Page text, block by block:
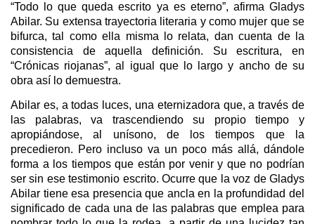
“Todo lo que queda escrito ya es eterno”, afirma Gladys
Abilar. Su extensa trayectoria literaria y como mujer que se
bifurca, tal como ella misma lo relata, dan cuenta de la
consistencia de aquella definición. Su escritura, en
“Crónicas riojanas”, al igual que lo largo y ancho de su
obra así lo demuestra.
Abilar es, a todas luces, una eternizadora que, a través de
las palabras, va trascendiendo su propio tiempo y
apropiándose, al unísono, de los tiempos que la
precedieron. Pero incluso va un poco más allá, dándole
forma a los tiempos que están por venir y que no podrían
ser sin ese testimonio escrito. Ocurre que la voz de Gladys
Abilar tiene esa presencia que ancla en la profundidad del
significado de cada una de las palabras que emplea para